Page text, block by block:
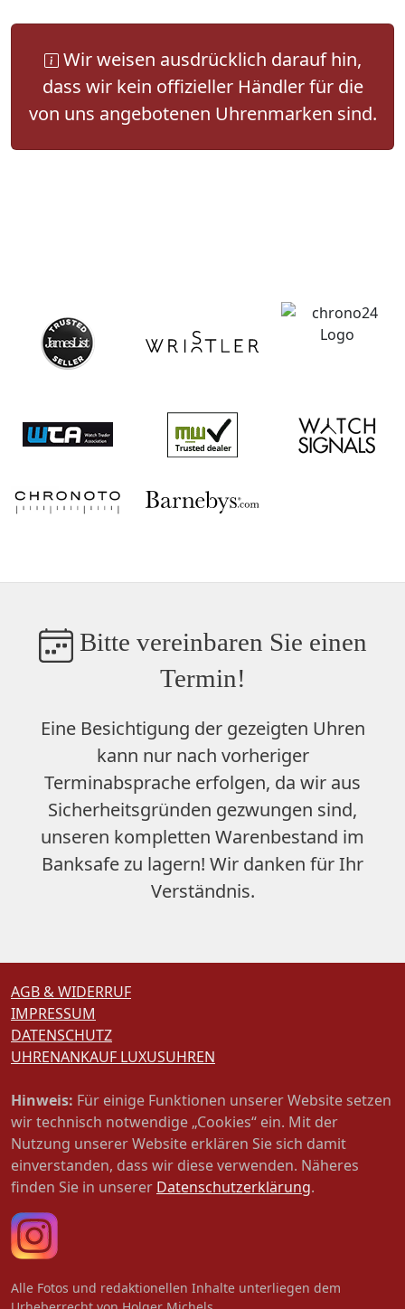
Wir weisen ausdrücklich darauf hin,
dass wir kein offizieller Händler für die
von uns angebotenen Uhrenmarken sind.
Bitte vereinbaren Sie einen
Termin!
Eine Besichtigung der gezeigten Uhren
kann nur nach vorheriger
Terminabsprache erfolgen, da wir aus
Sicherheitsgründen gezwungen sind,
unseren kompletten Warenbestand im
Banksafe zu lagern! Wir danken für Ihr
Verständnis.
AGB & WIDERRUF
IMPRESSUM
DATENSCHUTZ
UHRENANKAUF LUXUSUHREN
Hinweis: Für einige Funktionen unserer Website setzen
wir technisch notwendige „Cookies“ ein. Mit der
Nutzung unserer Website erklären Sie sich damit
einverstanden, dass wir diese verwenden. Näheres
finden Sie in unserer Datenschutzerklärung.
Alle Fotos und redaktionellen Inhalte unterliegen dem